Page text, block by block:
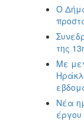
Ο
της
Με
Νέα